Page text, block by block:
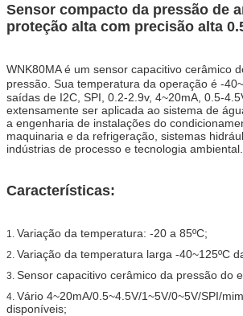
Sensor compacto da pressão de
proteção alta com precisão alta
WNK80MA é um sensor capacitivo cerâmico
pressão. Sua temperatura da operação é -
saídas de I2C, SPI, 0.2-2.9v, 4~20mA, 0.5-
extensamente ser aplicada ao sistema de
a engenharia de instalações do
maquinaria e da refrigeração, sistemas
indústrias de processo e tecnologia ambiental.
Características:
1. Variação da temperatura: -20 a 85ºC;
2. Variação da temperatura larga -40~125ºC
3. Sensor capacitivo cerâmico da pressão do
4. Vário 4~20mA/0.5~4.5V/1~5V/0~5V/SPI/
disponíveis;